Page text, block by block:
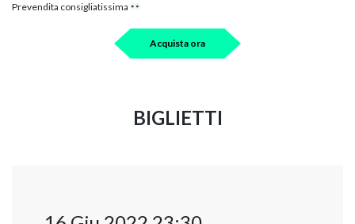
Prevendita consigliatissima
Acquista ora
BIGLIETTI